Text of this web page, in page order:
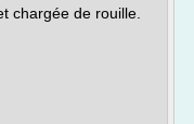
chargée de rouille.